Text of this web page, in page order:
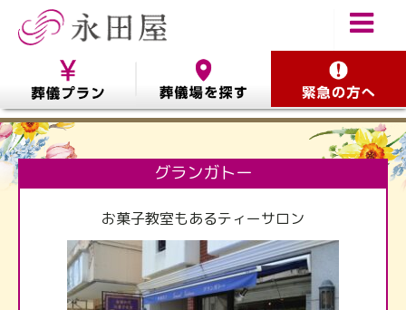
グランガトー
お菓子教室もあるティーサロン